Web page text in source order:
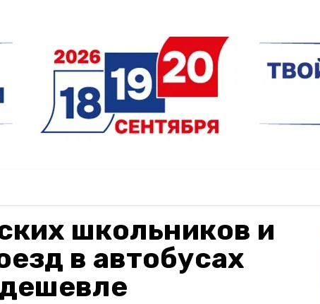
школьников и
в автобусах